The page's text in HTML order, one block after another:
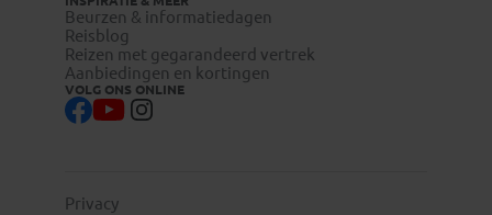
Beurzen & informatiedagen
Reisblog
Reizen met gegarandeerd vertrek
Aanbiedingen en kortingen
VOLG ONS ONLINE
Privacy